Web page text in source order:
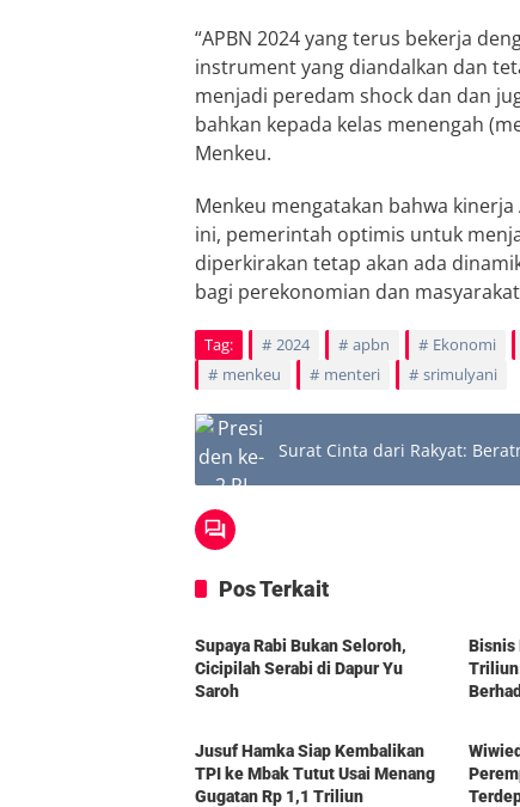
“APBN 2024 yang terus bekerja
instrument yang diandalkan dan
menjadi peredam shock dan dan
bahkan kepada kelas menengah
Menkeu.
Menkeu mengatakan bahwa
ini, pemerintah optimis untuk
diperkirakan tetap akan ada
bagi perekonomian dan
Tag: 2024 apbn Ekonomi
menkeu
menteri srimulyani
Surat Cinta dari Rakyat:
Pos Terkait
Berita
Supaya Rabi Bukan Seloroh,
Cicipilah Serabi di Dapur Yu
Saroh
Bisnis
Jusuf Hamka Siap Kembalikan
TPI ke Mbak Tutut Usai Menang
Gugatan Rp 1,1 Triliun